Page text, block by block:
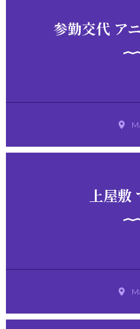
参勤交代 ア
上屋敷